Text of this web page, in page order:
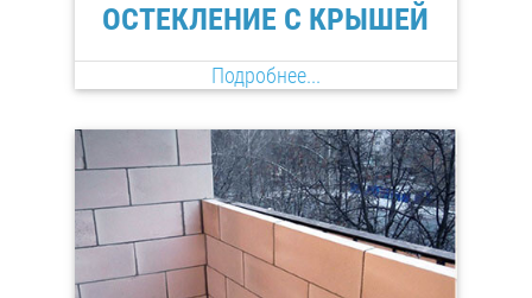
ОСТЕКЛЕНИЕ С КРЫШЕЙ
Подробнее...